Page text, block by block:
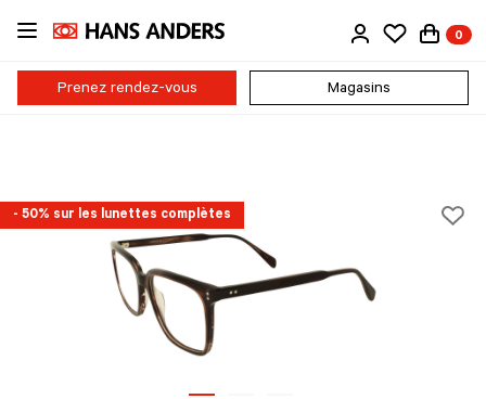
Passer
contenu
principal
0
Prenez rendez-vous Magasins
- 50% sur les lunettes complètes